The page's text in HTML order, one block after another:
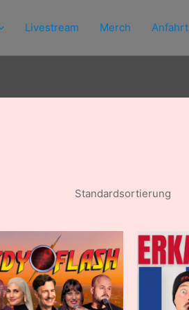
Livestream Merch Anfahrt